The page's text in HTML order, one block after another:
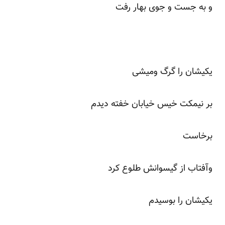
و به جست و جوی بهار رفت
یکیشان را گرگ ومیشی
بر نیمکت خیس خیابان خفته دیدم
برخاست
وآفتاب از گیسوانش طلوع کرد
یکیشان را بوسیدم